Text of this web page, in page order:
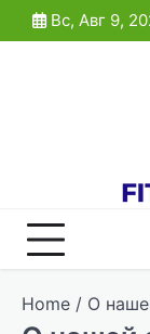
Skip
to
Вс, Авг 9,
Home О